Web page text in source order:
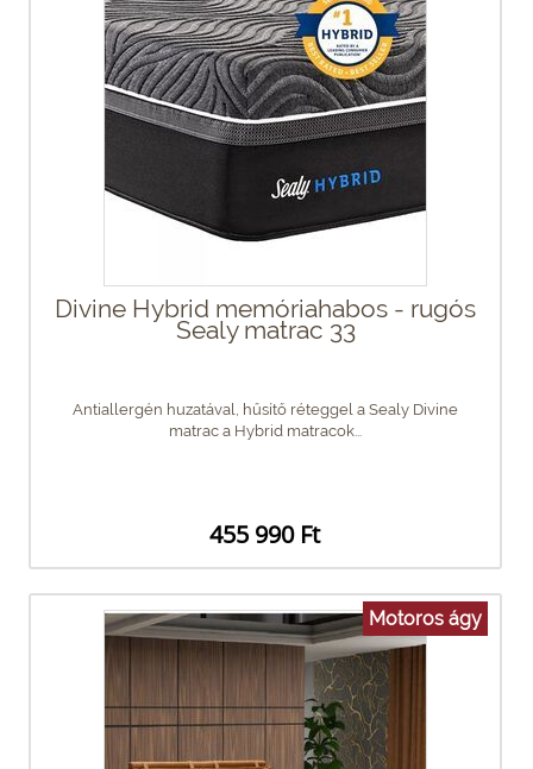
Divine Hybrid memóriahabos - rugós
Sealy matrac 33
Antiallergén huzatával, hűsítő réteggel a Sealy Divine
matrac a Hybrid matracok...
455 990 Ft
Motoros ágy